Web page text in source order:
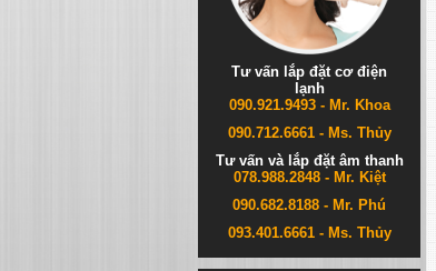
Tư vấn lắp đặt cơ điện
lạnh
090.921.9493 - Mr. Khoa
090.712.6661 - Ms. Thủy
Tư vấn và lắp đặt âm thanh
078.988.2848 - Mr. Kiệt
090.682.8188 - Mr. Phú
093.401.6661 - Ms. Thủy